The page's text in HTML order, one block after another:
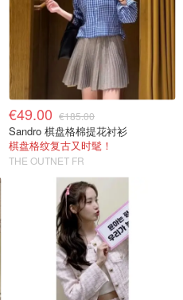
€49.00 €185.00
Sandro 棋盘格棉提花衬衫
棋盘格纹复古又时髦！
THE OUTNET FR